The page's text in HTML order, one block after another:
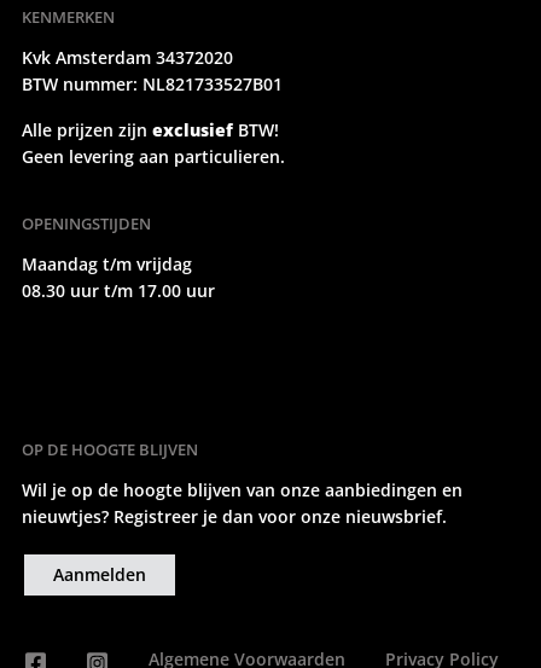
KENMERKEN
Kvk Amsterdam 34372020
BTW nummer: NL821733527B01
Alle prijzen zijn exclusiefBTW!
Geen levering aan particulieren.
OPENINGSTIJDEN
Maandag t/m vrijdag
08.30 uur t/m 17.00 uur
OP DE HOOGTE BLIJVEN
Wil je op de hoogte blijven van onze aanbiedingen en
nieuwtjes? Registreer je dan voor onze nieuwsbrief.
Aanmelden
Algemene Voorwaarden Privacy Policy